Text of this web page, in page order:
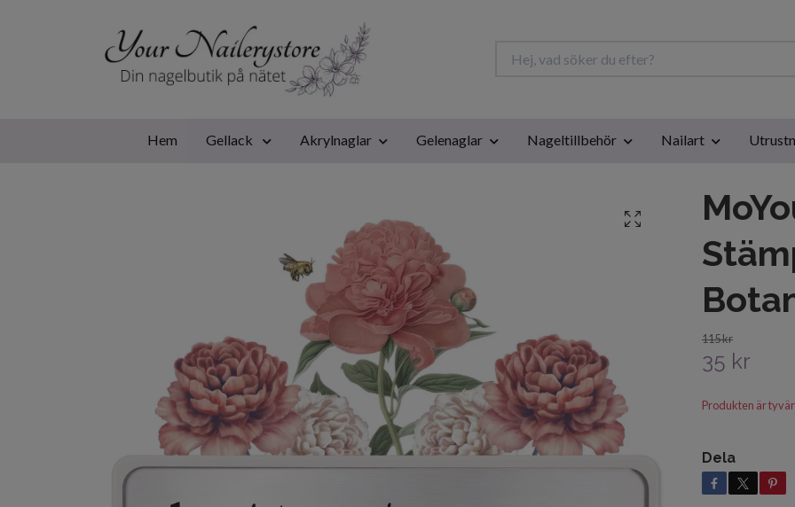
Hem Gellack Akrylnaglar Gelenaglar Nageltillbehör Nailart
115 kr
35 kr
Produkten är
Dela